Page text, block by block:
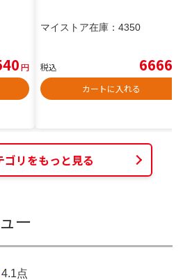
円
マイストア在庫： 4350
税込 6666
カートに入れる
ゴリをもっと見る
ー
4.1点